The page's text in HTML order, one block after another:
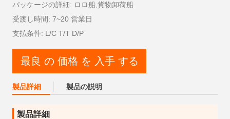
パッケージの詳細: ロロ船,貨物卸荷船
受渡し時間: 7~20 営業日
支払条件: L/C T/T D/P
最良 の 価格 を 入手 する
製品詳細 製品の説明
製品詳細